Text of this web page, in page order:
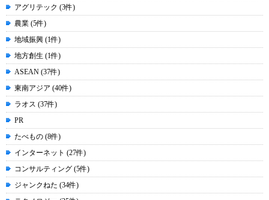
アグリテック (3件)
農業 (5件)
地域振興 (1件)
地方創生 (1件)
ASEAN (37件)
東南アジア (40件)
ラオス (37件)
PR
たべもの (8件)
インターネット (27件)
コンサルティング (5件)
ジャンクねた (34件)